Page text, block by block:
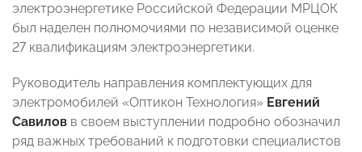
электроэнергетике Российской Федерации МРЦОК
был наделен полномочиями по независимой оценке
27 квалификациям электроэнергетики.
Руководитель направления комплектующих для
электромобилей «Оптикон Технология» Евгений
Савилов в своем выступлении подробно обозначил
ряд важных требований к подготовки специалистов